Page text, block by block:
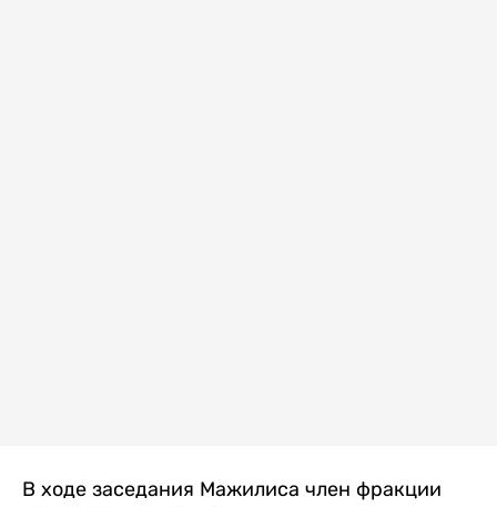
В ходе заседания Мажилиса член фракции